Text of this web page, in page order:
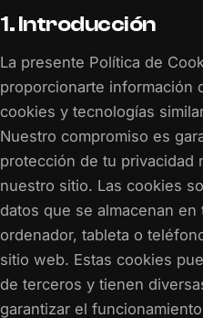
1. Introducción
La presente Política de
proporcionarte información
cookies y tecnologías
Nuestro compromiso es
protección de tu privacidad
nuestro sitio. Las cookies
datos que se almacenan
ordenador, tableta o
sitio web. Estas cookies
de terceros y tienen
garantizar el